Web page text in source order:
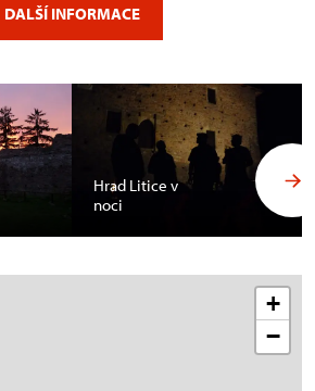
DALŠÍ INFORMACE
Hrad Litice v
noci
+
−